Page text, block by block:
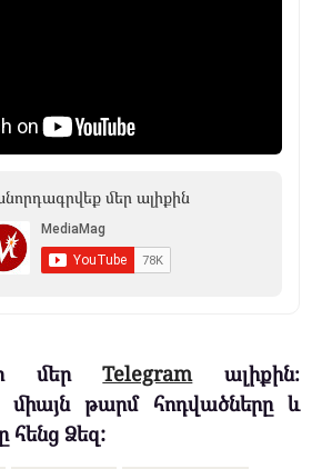
մեր ալիքին
մերTelegramալիքին։
միայն թարմ հոդվածները և
Ձեզ: